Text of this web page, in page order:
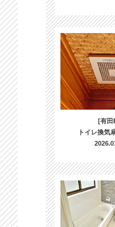
[有田
トイレ換気